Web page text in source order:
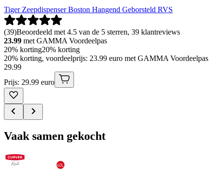
Tiger Zeepdispenser Boston Hangend Geborsteld RVS
(39)Beoordeeld met 4.5 van de 5 sterren, 39 klantreviews
23.99 met GAMMA Voordeelpas
20% korting20% korting
20% korting, voordeelprijs: 23.99 euro met GAMMA Voordeelpas
29.99
Prijs: 29.99 euro
Vaak samen gekocht